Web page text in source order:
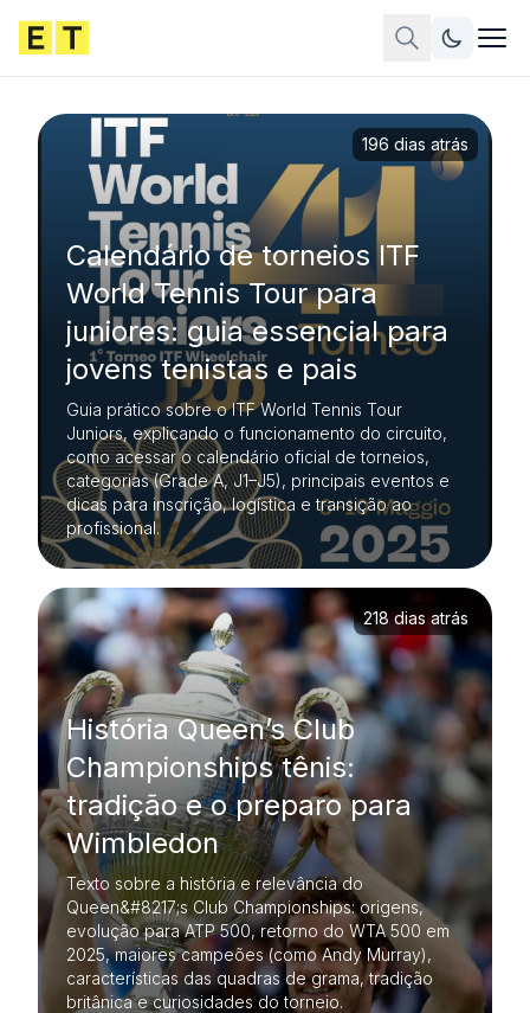
Calendário de torneios ITF
World Tennis Tour para
juniores: guia essencial para
jovens tenistas e pais
Guia prático sobre o ITF World Tennis Tour
Juniors, explicando o funcionamento do circuito,
como acessar o calendário oficial de torneios,
categorias (Grade A, J1–J5), principais eventos e
dicas para inscrição, logística e transição ao
profissional.
196 dias atrás
História Queen’s Club
Championships tênis:
tradição e o preparo para
Wimbledon
Texto sobre a história e relevância do
Queen&#8217;s Club Championships: origens,
evolução para ATP 500, retorno do WTA 500 em
2025, maiores campeões (como Andy Murray),
características das quadras de grama, tradição
britânica e curiosidades do torneio.
218 dias atrás